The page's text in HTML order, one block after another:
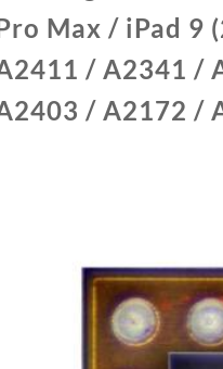
Max / iPad 9
/ A2341 /
/ A2172 /